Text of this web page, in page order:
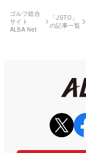
ゴルフ総合
サイト
ALBA Net
「JGTO」
の記事一覧